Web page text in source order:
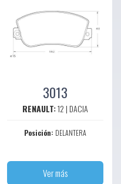
3013
RENAULT:12 | DACIA
Posición: DELANTERA
Ver más